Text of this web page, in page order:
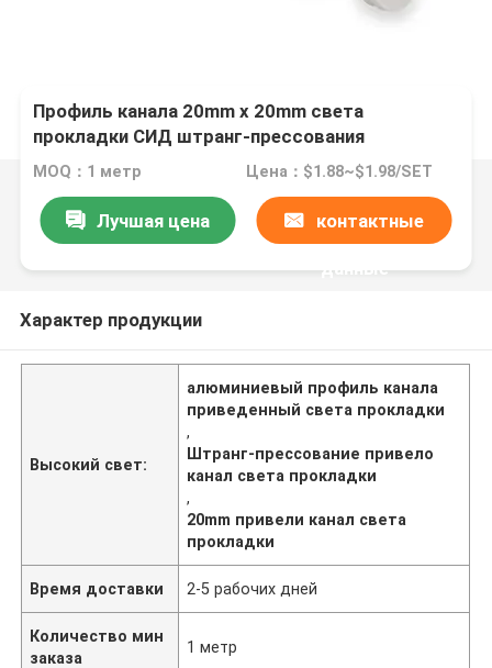
Профиль канала 20mm x 20mm света
прокладки СИД штранг-прессования
алюминиевый
MOQ：1 метр Цена：$1.88~$1.98/SET
Лучшая цена контактные
данные
Характер продукции
Высокий свет:
алюминиевый профиль канала
приведенный света прокладки
,
Штранг-прессование привело
канал света прокладки
,
20mm привели канал света
прокладки
Время доставки 2-5 рабочих дней
Количество мин
заказа
1 метр